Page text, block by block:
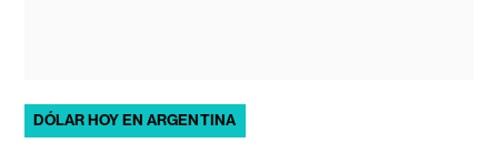
DÓLAR HOY EN ARGENTINA